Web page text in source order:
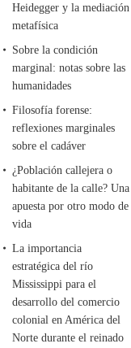
Heidegger y la mediación
metafísica
Sobre la condición
marginal: notas sobre las
humanidades
Filosofía forense:
reflexiones marginales
sobre el cadáver
¿Población callejera o
habitante de la calle? Una
apuesta por otro modo de
vida
La importancia
estratégica del río
Mississippi para el
desarrollo del comercio
colonial en América del
Norte durante el reinado